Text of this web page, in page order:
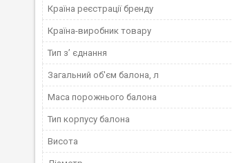
Країна реєстрації бренду
Країна-виробник товару
Тип з’ єднання
Загальний об'єм балона, л
Маса порожнього балона
Тип корпусу балона
Висота